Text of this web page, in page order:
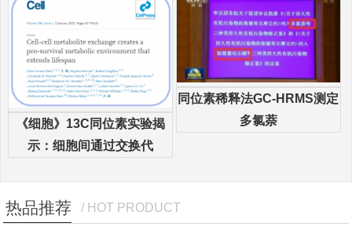
《细胞》13C同位素实验揭
示：细胞间通过交换代
同位素稀释法GC-HRMS测定
多氯萘
热品推荐 / HOT PRODUCT